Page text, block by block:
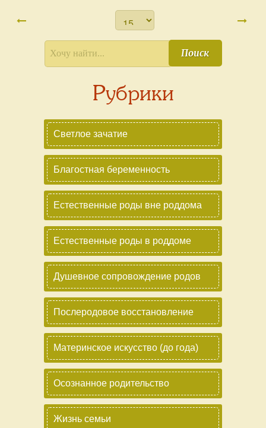
и даже духовного. Встречи и беседы на темы родов,
материнства и воспитания, а также взаимоотношения
родителей во время беременности, во время и после
родов — очень важны для будущей мамы.
Поиск
Рубрики
Светлое зачатие
Благостная беременность
Естественные роды вне роддома
Естественные роды в роддоме
Душевное сопровождение родов
Послеродовое восстановление
Материнское искусство (до года)
Осознанное родительство
Жизнь семьи